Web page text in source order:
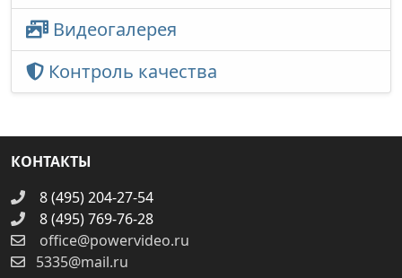
Видеогалерея
Контроль качества
КОНТАКТЫ
8 (495) 204-27-54
8 (495) 769-76-28
office@powervideo.ru
5335@mail.ru